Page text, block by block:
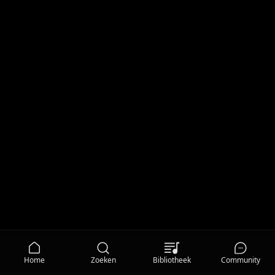
Home Zoeken Bibliotheek Community